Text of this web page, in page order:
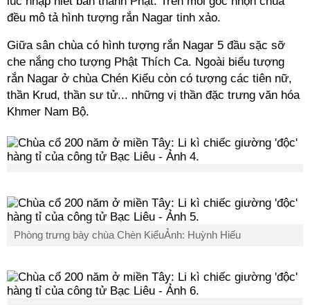
đều mô tả hình tượng rắn Nagar tinh xảo.
Giữa sân chùa có hình tượng rắn Nagar 5 đầu sặc sỡ
che nắng cho tượng Phật Thích Ca. Ngoài biểu tượng
rắn Nagar ở chùa Chén Kiểu còn có tượng các tiên nữ,
thần Krud, thần sư tử... những vị thần đặc trưng văn hóa
Khmer Nam Bộ.
Phòng trưng bày chùa Chèn KiểuẢnh: Huỳnh Hiếu